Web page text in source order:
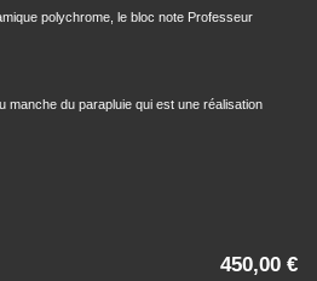
polychrome, le bloc note Professeur
manche du parapluie qui est une réalisation
450,00 €